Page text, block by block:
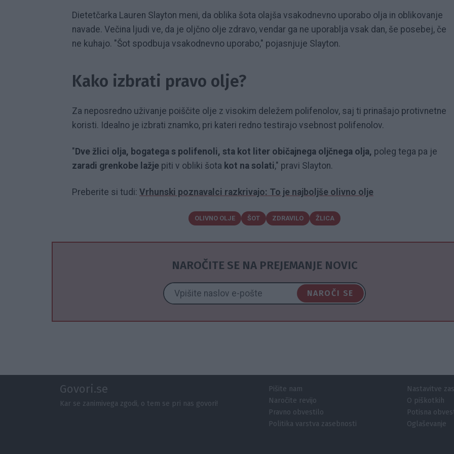
Dietetčarka Lauren Slayton meni, da oblika šota olajša vsakodnevno uporabo olja in oblikovanje
navade. Večina ljudi ve, da je oljčno olje zdravo, vendar ga ne uporablja vsak dan, še posebej, če
ne kuhajo. "Šot spodbuja vsakodnevno uporabo," pojasnjuje Slayton.
Kako izbrati pravo olje?
Za neposredno uživanje poiščite olje z visokim deležem polifenolov, saj ti prinašajo protivnetne
koristi. Idealno je izbrati znamko, pri kateri redno testirajo vsebnost polifenolov.
" Dve žlici olja, bogatega s polifenoli, sta kot liter običajnega oljčnega olja, poleg tega pa je
zaradi grenkobe lažje piti v obliki šota kot na solati," pravi Slayton.
Preberite si tudi: Vrhunski poznavalci razkrivajo: To je najboljše olivno olje
OLIVNO OLJE ŠOT ZDRAVILO ŽLICA
NAROČITE SE NA PREJEMANJE NOVIC
NAROČI SE
Govori.se
Kar se zanimivega zgodi, o tem se pri nas govori!
Pišite nam
Naročite revijo
Pravno obvestilo
Politika varstva zasebnosti
Nastavitve
O piškotkih
Potisna
Oglaševanje